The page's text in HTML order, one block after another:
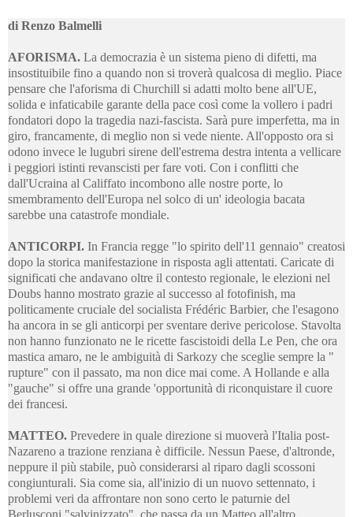
di Renzo Balmelli
AFORISMA. La democrazia è un sistema pieno di difetti, ma
insostituibile fino a quando non si troverà qualcosa di meglio. Piace
pensare che l'aforisma di Churchill si adatti molto bene all'UE,
solida e infaticabile garante della pace così come la vollero i padri
fondatori dopo la tragedia nazi-fascista. Sarà pure imperfetta, ma in
giro, francamente, di meglio non si vede niente. All'opposto ora si
odono invece le lugubri sirene dell'estrema destra intenta a vellicare
i peggiori istinti revanscisti per fare voti. Con i conflitti che
dall'Ucraina al Califfato incombono alle nostre porte, lo
smembramento dell'Europa nel solco di un' ideologia bacata
sarebbe una catastrofe mondiale.
ANTICORPI. In Francia regge "lo spirito dell'11 gennaio" creatosi
dopo la storica manifestazione in risposta agli attentati. Caricate di
significati che andavano oltre il contesto regionale, le elezioni nel
Doubs hanno mostrato grazie al successo al fotofinish, ma
politicamente cruciale del socialista Frédéric Barbier, che l'esagono
ha ancora in se gli anticorpi per sventare derive pericolose. Stavolta
non hanno funzionato ne le ricette fascistoidi della Le Pen, che ora
mastica amaro, ne le ambiguità di Sarkozy che sceglie sempre la "
rupture" con il passato, ma non dice mai come. A Hollande e alla
"gauche" si offre una grande 'opportunità di riconquistare il cuore
dei francesi.
MATTEO. Prevedere in quale direzione si muoverà l'Italia post-
Nazareno a trazione renziana è difficile. Nessun Paese, d'altronde,
neppure il più stabile, può considerarsi al riparo dagli scossoni
congiunturali. Sia come sia, all'inizio di un nuovo settennato, i
problemi veri da affrontare non sono certo le paturnie del